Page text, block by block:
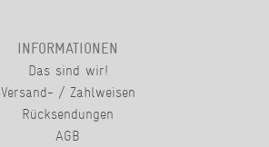
INFORMATIONEN
Das sind wir!
Versand- / Zahlweisen
Rücksendungen
AGB